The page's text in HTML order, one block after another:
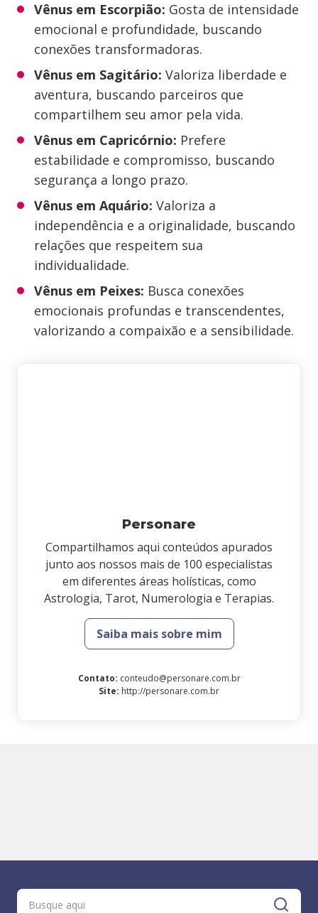
Vênus em Escorpião: Gosta de intensidade
emocional e profundidade, buscando
conexões transformadoras.
Vênus em Sagitário: Valoriza liberdade e
aventura, buscando parceiros que
compartilhem seu amor pela vida.
Vênus em Capricórnio: Prefere
estabilidade e compromisso, buscando
segurança a longo prazo.
Vênus em Aquário: Valoriza a
independência e a originalidade, buscando
relações que respeitem sua
individualidade.
Vênus em Peixes: Busca conexões
emocionais profundas e transcendentes,
valorizando a compaixão e a sensibilidade.
Personare
Compartilhamos aqui conteúdos apurados
junto aos nossos mais de 100 especialistas
em diferentes áreas holísticas, como
Astrologia, Tarot, Numerologia e Terapias.
Saiba mais sobre mim
Contato: conteudo@personare.com.br
Site: http://personare.com.br